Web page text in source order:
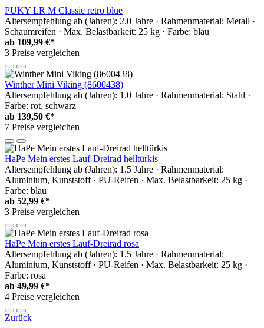
PUKY LR M Classic retro blue
Altersempfehlung ab (Jahren): 2.0 Jahre · Rahmenmaterial: Metall ·
Schaumreifen · Max. Belastbarkeit: 25 kg · Farbe: blau
ab 109,99 €*
3 Preise vergleichen
Winther Mini Viking (8600438)
Altersempfehlung ab (Jahren): 1.0 Jahre · Rahmenmaterial: Stahl ·
Farbe: rot, schwarz
ab 139,50 €*
7 Preise vergleichen
HaPe Mein erstes Lauf-Dreirad helltürkis
Altersempfehlung ab (Jahren): 1.5 Jahre · Rahmenmaterial:
Aluminium, Kunststoff · PU-Reifen · Max. Belastbarkeit: 25 kg ·
Farbe: blau
ab 52,99 €*
3 Preise vergleichen
HaPe Mein erstes Lauf-Dreirad rosa
Altersempfehlung ab (Jahren): 1.5 Jahre · Rahmenmaterial:
Aluminium, Kunststoff · PU-Reifen · Max. Belastbarkeit: 25 kg ·
Farbe: rosa
ab 49,99 €*
4 Preise vergleichen
Zurück